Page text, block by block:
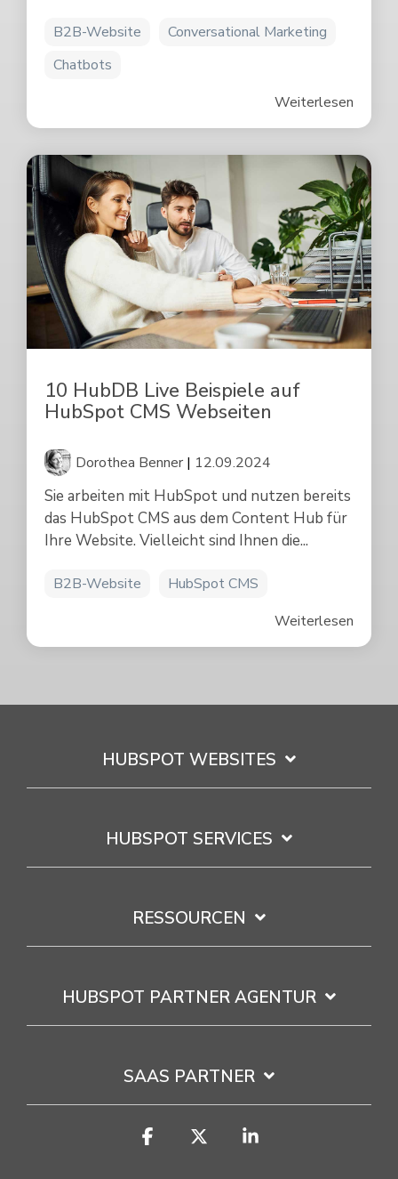
B2B-Website
Conversational Marketing
Chatbots
Weiterlesen
10 HubDB Live Beispiele auf
HubSpot CMS Webseiten
Dorothea Benner | 12.09.2024
Sie arbeiten mit HubSpot und nutzen bereits
das HubSpot CMS aus dem Content Hub für
Ihre Website. Vielleicht sind Ihnen die...
B2B-Website
HubSpot CMS
Weiterlesen
HUBSPOT WEBSITES
HUBSPOT SERVICES
RESSOURCEN
HUBSPOT PARTNER AGENTUR
SAAS PARTNER
Facebook